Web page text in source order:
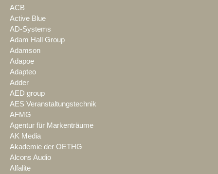
ACB
Active Blue
AD-Systems
Adam Hall Group
Adamson
Adapoe
Adapteo
Adder
AED group
AES Veranstaltungstechnik
AFMG
Agentur für Markenträume
AK Media
Akademie der OETHG
Alcons Audio
Alfalite